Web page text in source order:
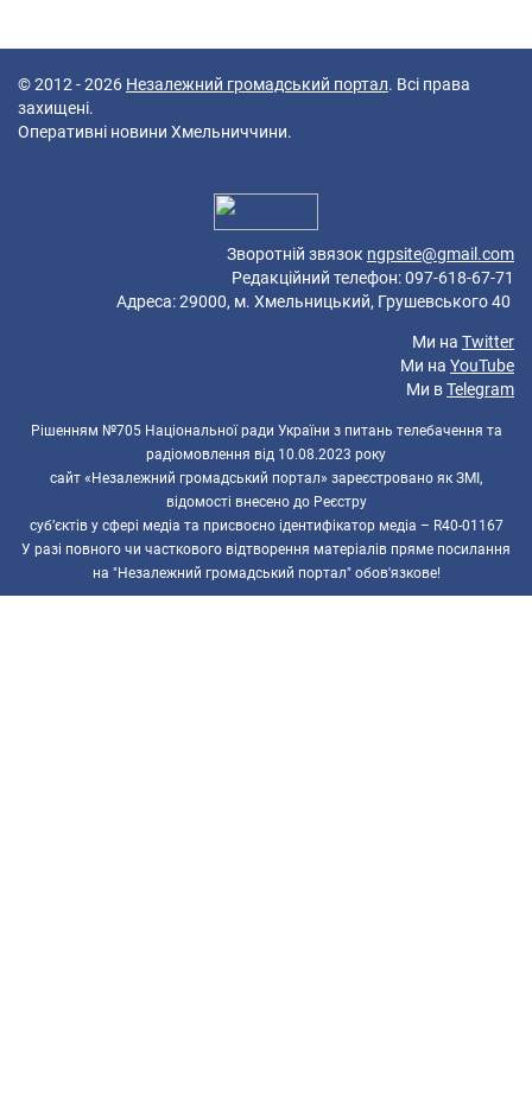
© 2012 - 2026 Незалежний громадський портал. Всі права
захищені.
Оперативні новини Хмельниччини.
Зворотній звязок ngpsite@gmail.com
Редакційний телефон: 097-618-67-71
Адреса: 29000, м. Хмельницький, Грушевського 40
Ми на Twitter
Ми на YouTube
Ми вTelegram
Рішенням №705 Національної ради України з питань телебачення та
радіомовлення від 10.08.2023 року
сайт «Незалежний громадський портал» зареєстровано як ЗМІ,
відомості внесено до Реєстру
суб’єктів у сфері медіа та присвоєно ідентифікатор медіа – R40-01167
У разі повного чи часткового відтворення матеріалів пряме посилання
на "Незалежний громадський портал" обов'язкове!